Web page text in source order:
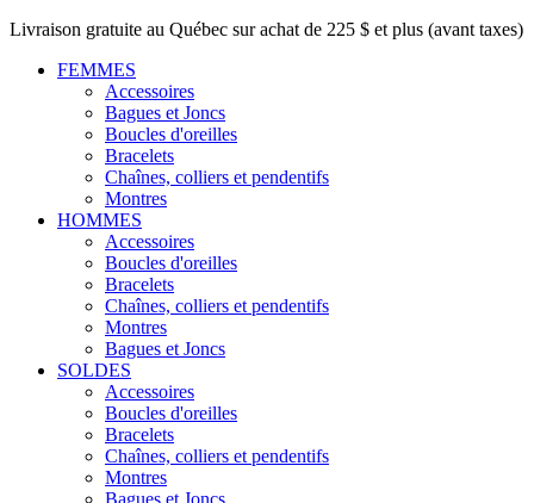
Livraison gratuite au Québec sur achat de 225 $ et plus (avant taxes)
FEMMES
Accessoires
Bagues et Joncs
Boucles d'oreilles
Bracelets
Chaînes, colliers et pendentifs
Montres
HOMMES
Accessoires
Boucles d'oreilles
Bracelets
Chaînes, colliers et pendentifs
Montres
Bagues et Joncs
SOLDES
Accessoires
Boucles d'oreilles
Bracelets
Chaînes, colliers et pendentifs
Montres
Bagues et Joncs